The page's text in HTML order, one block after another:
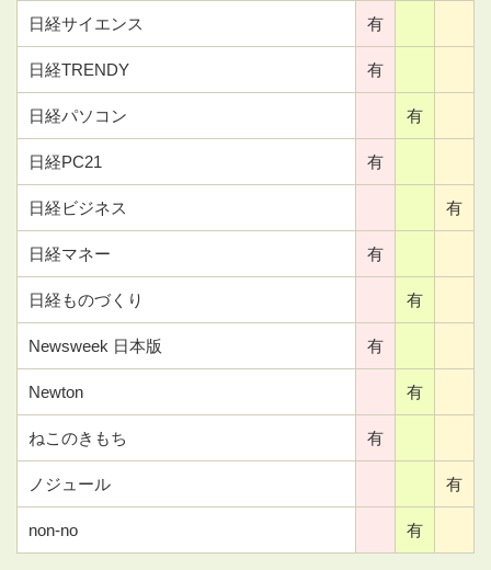
日経サイエンス 有
日経TRENDY 有
日経パソコン 有
日経PC21 有
日経ビジネス 有
日経マネー 有
日経ものづくり 有
Newsweek 日本版 有
Newton 有
ねこのきもち 有
ノジュール 有
non-no 有